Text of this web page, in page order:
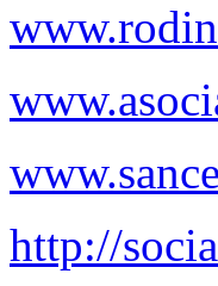
http://